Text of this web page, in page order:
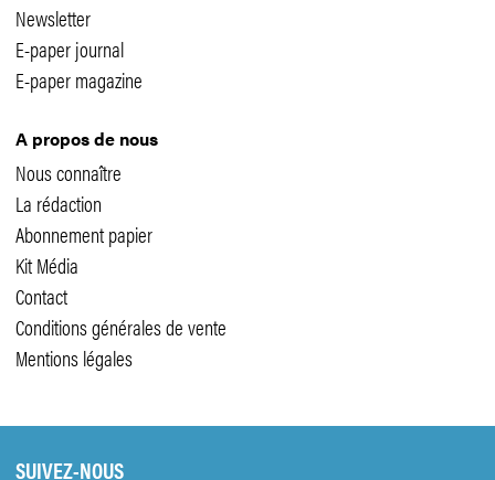
Newsletter
E-paper journal
E-paper magazine
A propos de nous
Nous connaître
La rédaction
Abonnement papier
Kit Média
Contact
Conditions générales de vente
Mentions légales
SUIVEZ-NOUS